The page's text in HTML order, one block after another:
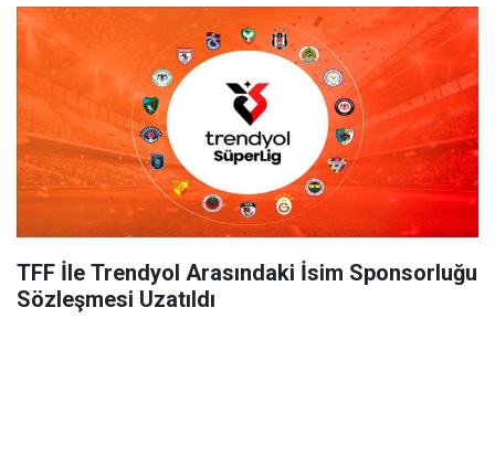
TFF İle Trendyol Arasındaki İsim Sponsorluğu
Sözleşmesi Uzatıldı